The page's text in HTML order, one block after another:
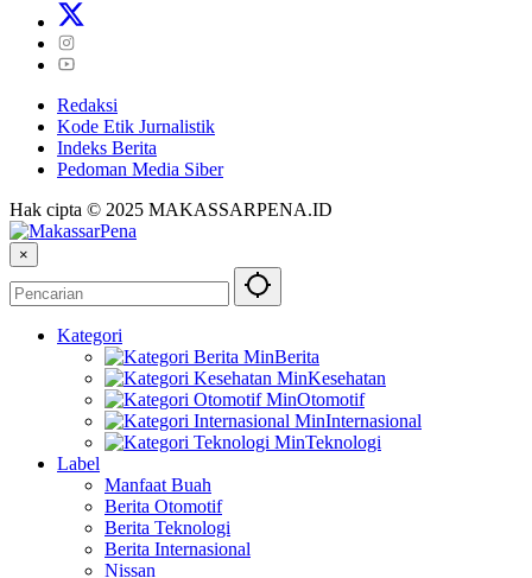
Redaksi
Kode Etik Jurnalistik
Indeks Berita
Pedoman Media Siber
Hak cipta © 2025 MAKASSARPENA.ID
×
Kategori
Berita
Kesehatan
Otomotif
Internasional
Teknologi
Label
Manfaat Buah
Berita Otomotif
Berita Teknologi
Berita Internasional
Nissan